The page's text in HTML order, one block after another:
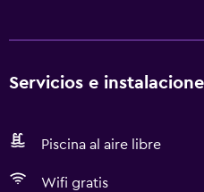
Servicios e
Piscina al aire libre
Wifi gratis